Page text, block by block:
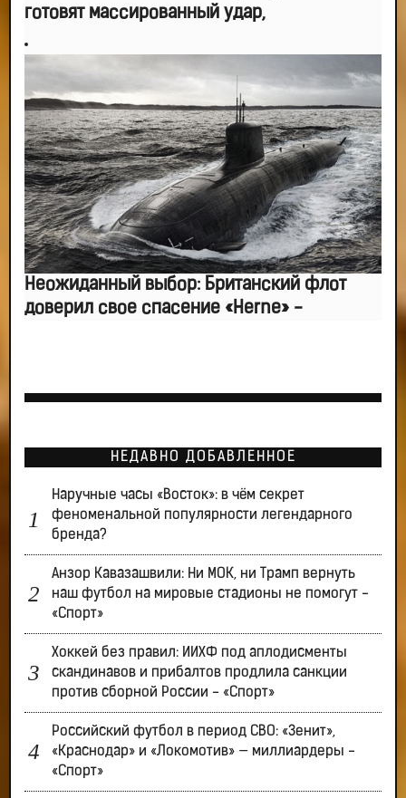
готовят массированный удар,
Неожиданный выбор: Британский флот
доверил свое спасение «Herne» -
НЕДАВНО ДОБАВЛЕННОЕ
Наручные часы «Восток»: в чём секрет
феноменальной популярности легендарного
бренда?
Анзор Кавазашвили: Ни МОК, ни Трамп вернуть
наш футбол на мировые стадионы не помогут -
«Спорт»
Хоккей без правил: ИИХФ под аплодисменты
скандинавов и прибалтов продлила санкции
против сборной России - «Спорт»
Российский футбол в период СВО: «Зенит»,
«Краснодар» и «Локомотив» — миллиардеры -
«Спорт»